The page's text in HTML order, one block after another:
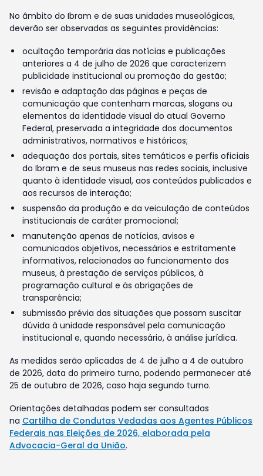
No âmbito do Ibram e de suas unidades museológicas,
deverão ser observadas as seguintes providências:
ocultação temporária das notícias e publicações
anteriores a 4 de julho de 2026 que caracterizem
publicidade institucional ou promoção da gestão;
revisão e adaptação das páginas e peças de
comunicação que contenham marcas, slogans ou
elementos da identidade visual do atual Governo
Federal, preservada a integridade dos documentos
administrativos, normativos e históricos;
adequação dos portais, sites temáticos e perfis oficiais
do Ibram e de seus museus nas redes sociais, inclusive
quanto à identidade visual, aos conteúdos publicados e
aos recursos de interação;
suspensão da produção e da veiculação de conteúdos
institucionais de caráter promocional;
manutenção apenas de notícias, avisos e
comunicados objetivos, necessários e estritamente
informativos, relacionados ao funcionamento dos
museus, à prestação de serviços públicos, à
programação cultural e às obrigações de
transparência;
submissão prévia das situações que possam suscitar
dúvida à unidade responsável pela comunicação
institucional e, quando necessário, à análise jurídica.
As medidas serão aplicadas de 4 de julho a 4 de outubro
de 2026, data do primeiro turno, podendo permanecer até
25 de outubro de 2026, caso haja segundo turno.
Orientações detalhadas podem ser consultadas
na Cartilha de Condutas Vedadas aos Agentes Públicos
Federais nas Eleições de 2026, elaborada pela
Advocacia-Geral da União.